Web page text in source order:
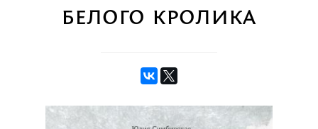
белого кролика